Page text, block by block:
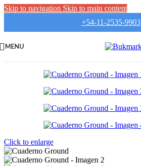
Skip to navigation Skip to main content
+54-11-2535-9903
MENU
Click to enlarge